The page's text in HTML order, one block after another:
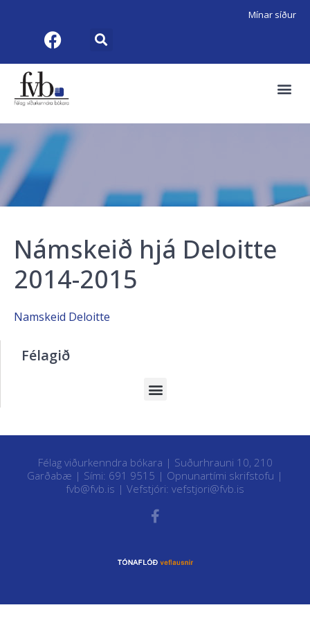
Mínar síður
Námskeið hjá Deloitte
2014-2015
Namskeid Deloitte
Félagið
Félag viðurkenndra bókara | Suðurhrauni 10, 210
Garðabæ | Sími: 691 9515 | Opnunartími skrifstofu |
fvb@fvb.is | Vefstjóri: vefstjori@fvb.is